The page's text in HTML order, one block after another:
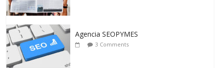
Agencia SEOPYMES
3 Comments